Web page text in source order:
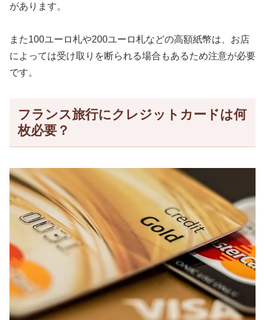
があります。
また100ユーロ札や200ユーロ札などの高額紙幣は、お店
によっては受け取りを断られる場合もあるため注意が必要
です。
フランス旅行にクレジットカードは何
枚必要？